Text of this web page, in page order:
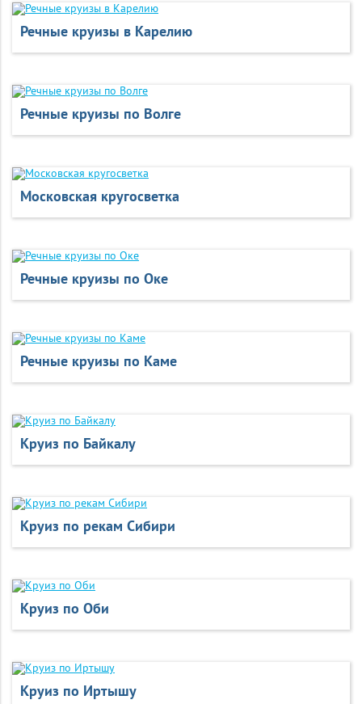
Речные круизы в Карелию
Речные круизы по Волге
Московская кругосветка
Речные круизы по Оке
Речные круизы по Каме
Круиз по Байкалу
Круиз по рекам Сибири
Круиз по Оби
Круиз по Иртышу